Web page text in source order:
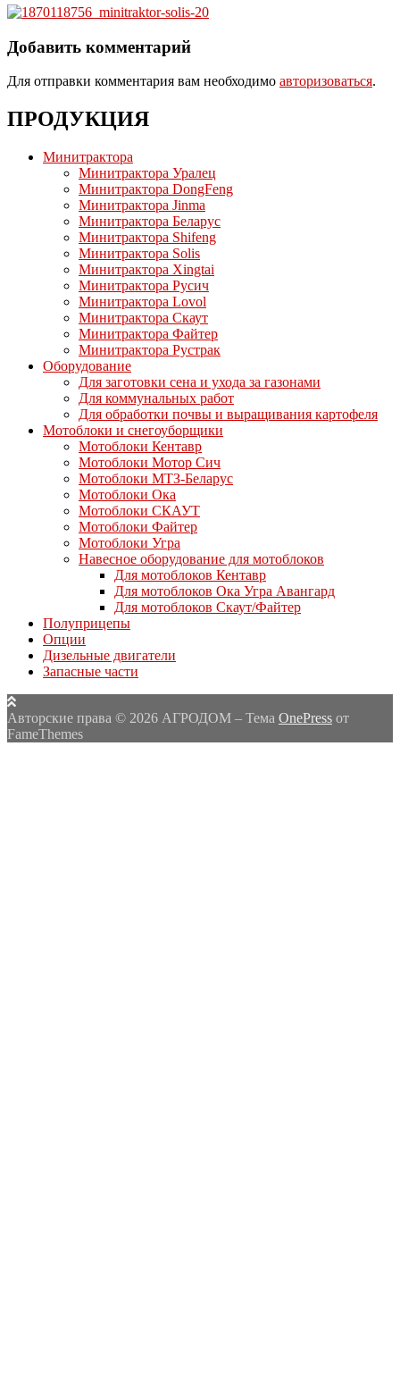
Добавить комментарий
Для отправки комментария вам необходимо авторизоваться.
ПРОДУКЦИЯ
Минитрактора
Минитрактора Уралец
Минитрактора DongFeng
Минитрактора Jinma
Минитрактора Беларус
Минитрактора Shifeng
Минитрактора Solis
Минитрактора Xingtai
Минитрактора Русич
Минитрактора Lovol
Минитрактора Скаут
Минитрактора Файтер
Минитрактора Рустрак
Оборудование
Для заготовки сена и ухода за газонами
Для коммунальных работ
Для обработки почвы и выращивания картофеля
Мотоблоки и снегоуборщики
Мотоблоки Кентавр
Мотоблоки Мотор Сич
Мотоблоки МТЗ-Беларус
Мотоблоки Ока
Мотоблоки СКАУТ
Мотоблоки Файтер
Мотоблоки Угра
Навесное оборудование для мотоблоков
Для мотоблоков Кентавр
Для мотоблоков Ока Угра Авангард
Для мотоблоков Скаут/Файтер
Полуприцепы
Опции
Дизельные двигатели
Запасные части
Авторские права © 2026 АГРОДОМ – Тема OnePress от
FameThemes